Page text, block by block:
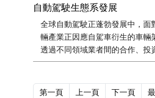
自動駕駛生態系發展
全球自動駕駛正蓬勃發展中，
輛產業正因應自駕車衍生的車
透過不同領域業者間的合作、投
第一頁 上一頁 下一頁